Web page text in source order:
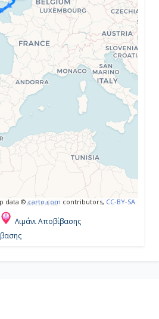
data ©carto.com contributors, CC-BY-SA
Λιμάνι Αποβίβασης